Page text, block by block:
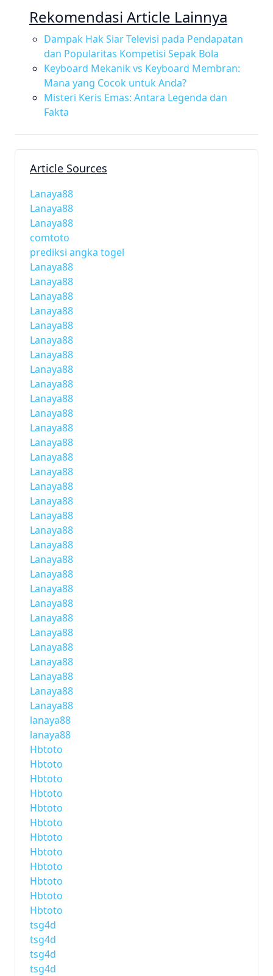
Rekomendasi Article Lainnya
Dampak Hak Siar Televisi pada Pendapatan
dan Popularitas Kompetisi Sepak Bola
Keyboard Mekanik vs Keyboard Membran:
Mana yang Cocok untuk Anda?
Misteri Keris Emas: Antara Legenda dan
Fakta
Article Sources
Lanaya88
Lanaya88
Lanaya88
comtoto
prediksi angka togel
Lanaya88
Lanaya88
Lanaya88
Lanaya88
Lanaya88
Lanaya88
Lanaya88
Lanaya88
Lanaya88
Lanaya88
Lanaya88
Lanaya88
Lanaya88
Lanaya88
Lanaya88
Lanaya88
Lanaya88
Lanaya88
Lanaya88
Lanaya88
Lanaya88
Lanaya88
Lanaya88
Lanaya88
Lanaya88
Lanaya88
Lanaya88
Lanaya88
Lanaya88
Lanaya88
Lanaya88
lanaya88
lanaya88
Hbtoto
Hbtoto
Hbtoto
Hbtoto
Hbtoto
Hbtoto
Hbtoto
Hbtoto
Hbtoto
Hbtoto
Hbtoto
Hbtoto
tsg4d
tsg4d
tsg4d
tsg4d